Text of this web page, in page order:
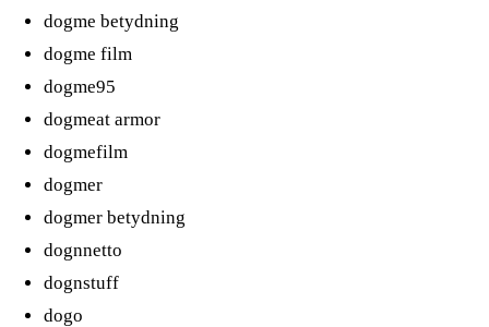
dogme betydning
dogme film
dogme95
dogmeat armor
dogmefilm
dogmer
dogmer betydning
dognnetto
dognstuff
dogo